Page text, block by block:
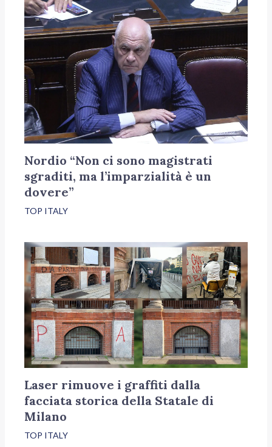
Nordio “Non ci sono magistrati
sgraditi, ma l’imparzialità è un
dovere”
TOP ITALY
Laser rimuove i graffiti dalla
facciata storica della Statale di
Milano
TOP ITALY